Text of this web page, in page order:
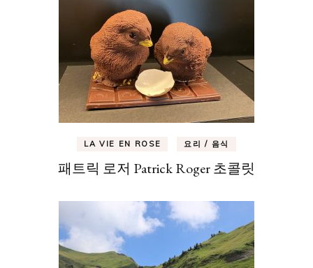
LA VIE EN ROSE 요리 / 음식
패트릭 로저 Patrick Roger 초콜릿